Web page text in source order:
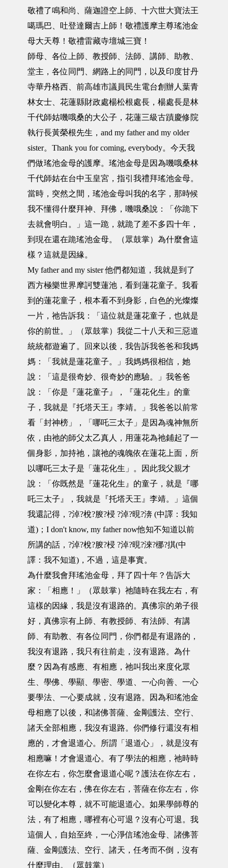
敬禮了鳴和尚、薩迦證空上師、十六世大寶法王
噶瑪巴、吐登達爾吉上師！敬禮護摩主尊瑤池金
母大天尊！敬禮雷藏寺壇城三寶！
師母、各位上師、教授師、法師、講師、助教、
堂主，各位同門、網路上的同門，以及印度甘丹
寺華丹格西、前高雄市議員民生電台創辦人葉青
林女士、花蓮縣財政處楊松根處長，楊處長是林
千代師姑嘰哦桑的大公子，花蓮三級古蹟慶修院
執行長黃榮根先生，and my father and my older
sister。Thank you for coming, everybody。今天我
們做瑤池金母的護摩。瑤池金母是因為嘰哦桑林
千代師姑在台中玉皇宮，指引我禮拜瑤池金母。
當時，突然之間，瑤池金母叫我的名字，那時候
我不懂得什麼拜神、拜佛，嘰哦桑說：「你跪下
去就會明白。」這一跪，就跪了差不多四十年，
到現在還在跪瑤池金母。（眾鼓掌）為什麼會這
樣？這就是因緣。
My father and my sister 他們都知道，我就是到了
西方極樂世界摩訶雙蓮池，看到蓮花童子。我看
到的蓮花童子，根本看不到身影，白色的光燦燦
一片，祂告訴我：「這位就是蓮花童子，也就是
你的前世。」（眾鼓掌）我從二十八天和三惡道
統統都遊遍了。回來以後，我告訴我爸爸和我媽
媽：「我就是蓮花童子。」我媽媽很相信，她
說：「這是很奇妙、很奇妙的應驗。」我爸爸
說：「你是『蓮花童子』，『蓮花化生』的童
子，我就是『托塔天王』李靖。」我爸爸以前常
看「封神榜」，「哪吒三太子」是因為魂神無所
依，由祂的師父太乙真人，用蓮花為祂鋪起了一
個身影，加持祂，讓祂的魂魄依在蓮花上面，所
以哪吒三太子是「蓮花化生」。因此我父親才
說：「你既然是『蓮花化生』的童子，就是『哪
吒三太子』，我就是『托塔天王』李靖。」這個
我還記得，?淖?梲?朘?梫 ?淖?晛?渀 (中譯：我知
道)；I don't know, my father now他知不知道以前
所講的話，?淖?梲?朘?梫 ?淖?晛?淶?梛?掑(中
譯：我不知道)，不過，這是事實。
為什麼我會拜瑤池金母，拜了四十年？告訴大
家：「相應！」（眾鼓掌）祂隨時在我左右，有
這樣的因緣，我是沒有退路的。真佛宗的弟子很
好，真佛宗有上師、有教授師、有法師、有講
師、有助教、有各位同門，你們都是有退路的，
我沒有退路，我只有往前走，沒有退路。為什
麼？因為有感應、有相應，祂叫我出來度化眾
生、學佛、學顯、學密、學道、一心向善、一心
要學法、一心要成就，沒有退路。因為和瑤池金
母相應了以後，和諸佛菩薩、金剛護法、空行、
諸天全部相應，我沒有退路。你們修行還沒有相
應的，才會退道心。所謂「退道心」，就是沒有
相應嘛！才會退道心。有了學法的相應，祂時時
在你左右，你怎麼會退道心呢？護法在你左右，
金剛在你左右，佛在你左右，菩薩在你左右，你
可以變化本尊，就不可能退道心。如果學師尊的
法，有了相應，哪裡有心可退？沒有心可退。我
這個人，自始至終，一心淨信瑤池金母、諸佛菩
薩、金剛護法、空行、諸天，任考而不倒，沒有
什麼理由。（眾鼓掌）